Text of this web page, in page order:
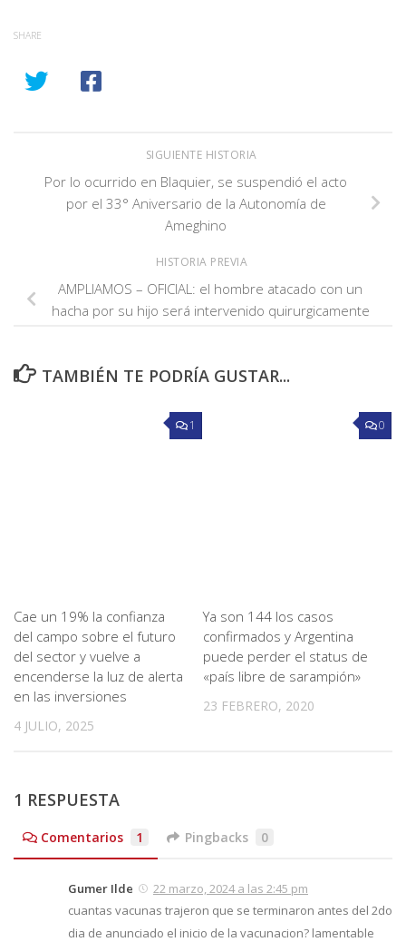
SHARE
SIGUIENTE HISTORIA
Por lo ocurrido en Blaquier, se suspendió el acto
por el 33° Aniversario de la Autonomía de
Ameghino
HISTORIA PREVIA
AMPLIAMOS – OFICIAL: el hombre atacado con un
hacha por su hijo será intervenido quirurgicamente
TAMBIÉN TE PODRÍA GUSTAR...
1
Cae un 19% la confianza
del campo sobre el futuro
del sector y vuelve a
encenderse la luz de alerta
en las inversiones
4 JULIO, 2025
0
Ya son 144 los casos
confirmados y Argentina
puede perder el status de
«país libre de sarampión»
23 FEBRERO, 2020
1 RESPUESTA
Comentarios 1 Pingbacks 0
Gumer Ilde
22 marzo, 2024 a las 2:45 pm
cuantas vacunas trajeron que se terminaron antes del 2do
dia de anunciado el inicio de la vacunacion? lamentable